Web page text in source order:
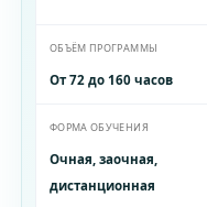
ОБЪЁМ ПРОГРАММЫ
От 72 до 160 часов
ФОРМА ОБУЧЕНИЯ
Очная, заочная,
дистанционная